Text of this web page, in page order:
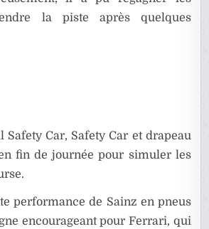
la piste après quelques
Safety Car, Safety Car et drapeau
fin de journée pour simuler les
performance de Sainz en pneus
encourageant pour Ferrari, qui